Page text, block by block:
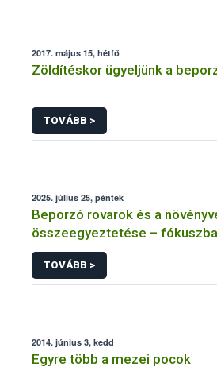
2017. május 15, hétfő
Zöldítéskor ügyeljünk a
TOVÁBB >
2025. július 25, péntek
Beporzó rovarok és a
összeegyeztetése –
TOVÁBB >
2014. június 3, kedd
Egyre több a mezei pocok